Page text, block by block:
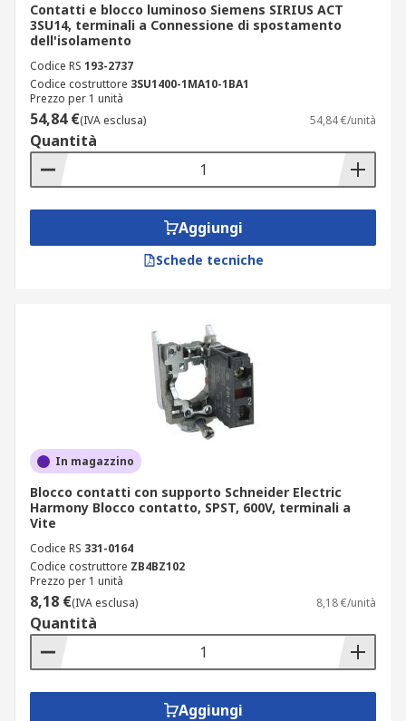
Contatti e blocco luminoso Siemens SIRIUS ACT
3SU14, terminali a Connessione di spostamento
dell'isolamento
Codice RS 193-2737
Codice costruttore 3SU1400-1MA10-1BA1
Prezzo per 1 unità
54,84 €(IVA esclusa) 54,84 €/unità
Quantità
Aggiungi
Schede tecniche
In magazzino
Blocco contatti con supporto Schneider Electric
Harmony Blocco contatto, SPST, 600V, terminali a
Vite
Codice RS 331-0164
Codice costruttore ZB4BZ102
Prezzo per 1 unità
8,18 €(IVA esclusa) 8,18 €/unità
Quantità
Aggiungi